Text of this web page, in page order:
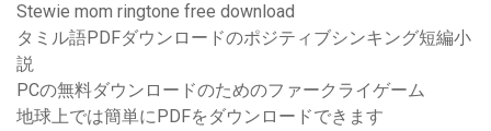
Stewie mom ringtone free download
タミル語PDFダウンロードのポジティブシンキング短編小
説
PCの無料ダウンロードのためのファークライゲーム
地球上では簡単にPDFをダウンロードできます